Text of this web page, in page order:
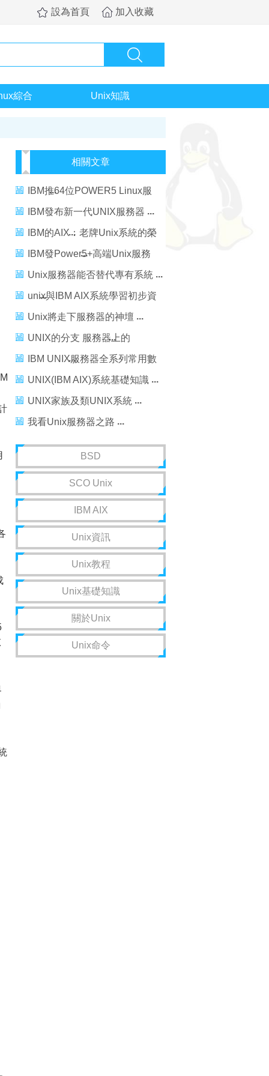
設為首頁 加入收藏
綜合 Unix知識
相關文章
IBM推64位POWER5 Linux服
務器
IBM發布新一代UNIX服務器
IBM的AIX：老牌Unix系統的榮
耀和歎息
IBM發Power5+高端Unix服務
器 推新戰略
Unix服務器能否替代專有系統
unix與IBM AIX系統學習初步資
料
Unix將走下服務器的神壇
UNIX的分支 服務器上的
FreeBSD操作系統
IBM UNIX服務器全系列常用數
據一覽表
UNIX(IBM AIX)系統基礎知識
UNIX家族及類UNIX系統
我看Unix服務器之路
BSD
SCO Unix
IBM AIX
Unix資訊
Unix教程
Unix基礎知識
關於Unix
Unix命令